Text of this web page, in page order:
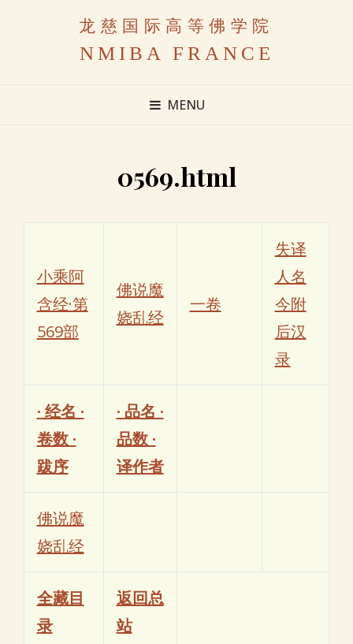
龙慈国际高等佛学院
NMIBA FRANCE
MENU
0569.html
小乘阿
含经·第
569部
佛说魔
娆乱经
一卷
失译
人名
今附
后汉
录
· 经名 ·
卷数 ·
跋序
· 品名 ·
品数 ·
译作者
佛说魔
娆乱经
全藏目
录
返回总
站